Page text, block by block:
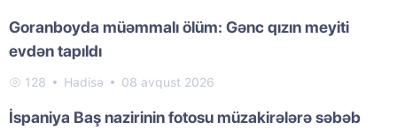
Goranboyda müəmmalı ölüm: Gənc qızın meyiti
evdən tapıldı
128 Hadisə 08 avqust 2026
İspaniya Baş nazirinin fotosu müzakirələrə səbəb